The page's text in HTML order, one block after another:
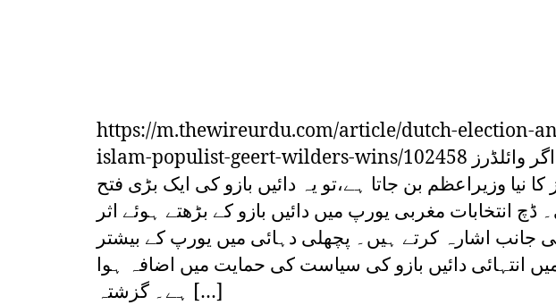
https://m.thewireurdu.com/article/dutch-election-
islam-populist-geert-wilders-wins/102458 اگر وائلڈرز
کا نیا وزیراعظم بن جاتا ہے،تو یہ دائیں بازو کی ایک بڑی فتح
ڈچ انتخابات مغربی یورپ میں دائیں بازو کے بڑھتے ہوئے اثر
جانب اشارہ کرتے ہیں۔ پچھلی دہائی میں یورپ کے بیشتر
انتہائی دائیں بازو کی سیاست کی حمایت میں اضافہ ہوا
ہے۔ گزشتہ […]